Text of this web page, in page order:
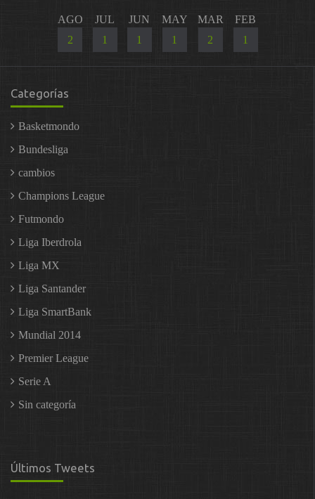
AGO
2
JUL
1
JUN
1
MAY
1
MAR
2
FEB
1
Categorías
Basketmondo
Bundesliga
cambios
Champions League
Futmondo
Liga Iberdrola
Liga MX
Liga Santander
Liga SmartBank
Mundial 2014
Premier League
Serie A
Sin categoría
Últimos Tweets